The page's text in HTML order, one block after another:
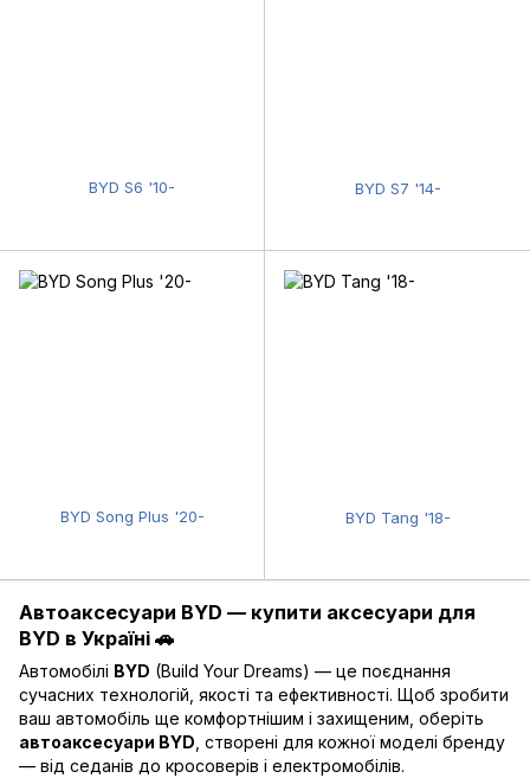
Автоаксесуари BYD — купити аксесуари для
BYD в Україні 🚗
Автомобілі BYD (Build Your Dreams) — це поєднання
сучасних технологій, якості та ефективності. Щоб зробити
ваш автомобіль ще комфортнішим і захищеним, оберіть
автоаксесуари BYD , створені для кожної моделі бренду
— від седанів до кросоверів і електромобілів.
BYD S6 '10- BYD S7 '14-
BYD Song Plus '20- BYD Tang '18-